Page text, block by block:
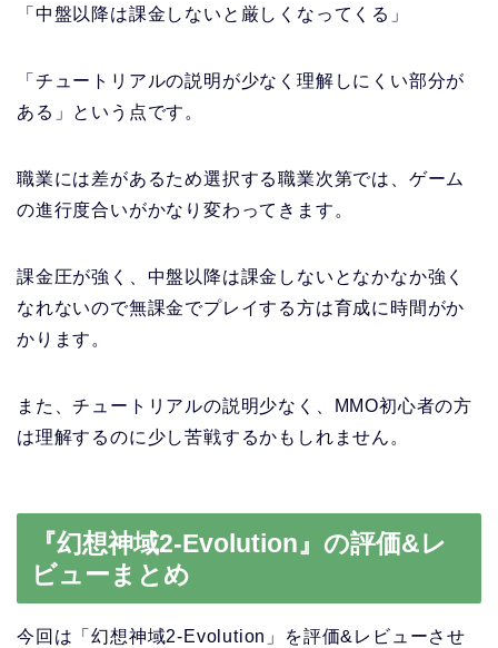
「中盤以降は課金しないと厳しくなってくる」
「チュートリアルの説明が少なく理解しにくい部分が
ある」 という点です。
職業には差があるため選択する職業次第では、ゲーム
の進行度合いがかなり変わってきます。
課金圧が強く、中盤以降は課金しないとなかなか強く
なれないので無課金でプレイする方は育成に時間がか
かります。
また、チュートリアルの説明少なく、MMO初心者の方
は理解するのに少し苦戦するかもしれません。
『幻想神域2-Evolution』の評価&レ
ビューまとめ
今回は 「幻想神域2-Evolution」
を評価&レビューさせ